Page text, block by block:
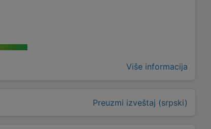
Više informacija
Preuzmi izveštaj (srpski)